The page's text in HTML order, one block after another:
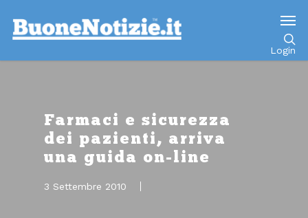
Login
Farmaci e sicurezza
dei pazienti, arriva
una guida on-line
3 Settembre 2010
Go to mobile version